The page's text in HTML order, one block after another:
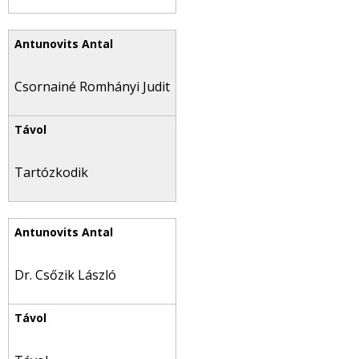
Csornainé Romhányi Judit
Tartózkodik
Dr. Csőzik László